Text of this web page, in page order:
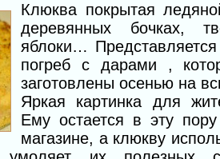
Клюква покрытая
деревянных бочках,
яблоки…
погреб с дарами ,
заготовлены осенью на
Яркая картинка для
Ему остается в эту
магазине, а клюкву